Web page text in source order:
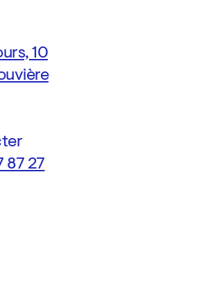
10
87 27